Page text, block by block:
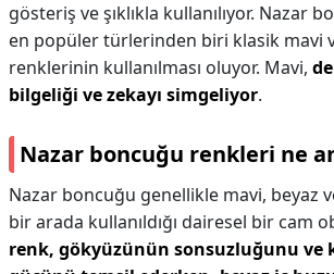
gösteriş ve şıklıkla kullanılıyor. Nazar
en popüler türlerinden biri klasik mavi
renklerinin kullanılması oluyor. Mavi,
bilgeliği ve zekayı simgeliyor.
Nazar boncuğu renkleri ne
Nazar boncuğu genellikle mavi, beyaz
bir arada kullanıldığı dairesel bir cam
renk, gökyüzünün sonsuzluğunu ve